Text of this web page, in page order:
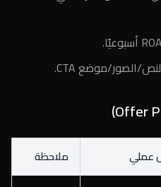
عملي
ملاحظة